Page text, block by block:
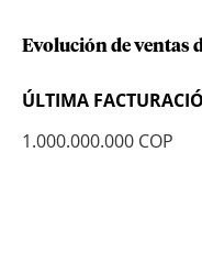
Evolución de ventas
ÚLTIMA
1.000.000.000 COP